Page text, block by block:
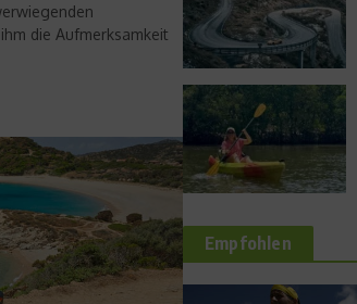
die Aufmerksamkeit
Empfohlen